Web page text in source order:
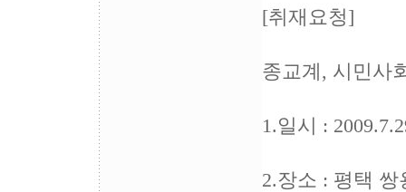
[취재요청]
종교계, 시민사
1.일시 :
2.장소 : 평택 쌍